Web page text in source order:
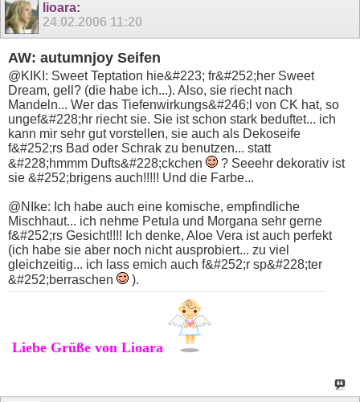
lioara:
24.02.2006 11:20
AW: autumnjoy Seifen
@KIKI: Sweet Teptation hie&#223; fr&#252;her Sweet
Dream, gell? (die habe ich...). Also, sie riecht nach
Mandeln... Wer das Tiefenwirkungs&#246;l von CK hat, so
ungef&#228;hr riecht sie. Sie ist schon stark beduftet... ich
kann mir sehr gut vorstellen, sie auch als Dekoseife
f&#252;rs Bad oder Schrak zu benutzen... statt
&#228;hmmm Dufts&#228;ckchen
? Seeehr dekorativ ist
sie &#252;brigens auch!!!!! Und die Farbe...
@NIke: Ich habe auch eine komische, empfindliche
Mischhaut... ich nehme Petula und Morgana sehr gerne
f&#252;rs Gesicht!!!! Ich denke, Aloe Vera ist auch perfekt
(ich habe sie aber noch nicht ausprobiert... zu viel
gleichzeitig... ich lass emich auch f&#252;r sp&#228;ter
&#252;berraschen
).
Liebe Grüße von Lioara